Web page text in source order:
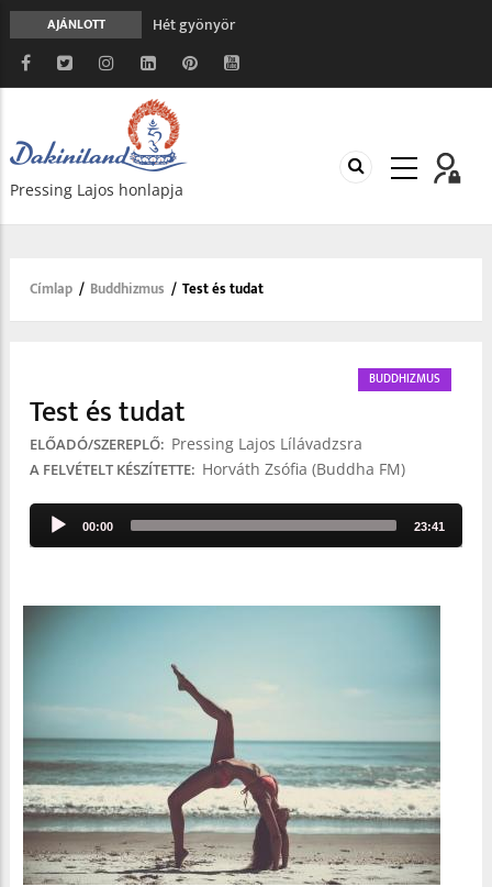
AJÁNLOTT
Hét gyönyör
A gondolatok átalakításának nyolc versszaka
Meghalni teljesen biztonságos
Minden más, mint aminek látszik
Vég nélküli leborulás
Pressing Lajos honlapja
Morzsa
Címlap / Buddhizmus / Test és tudat
BUDDHIZMUS
Test és tudat
ELŐADÓ/SZEREPLŐ Pressing Lajos Lílávadzsra
A FELVÉTELT KÉSZÍTETTE Horváth Zsófia (Buddha FM)
Audio
00:00 23:41